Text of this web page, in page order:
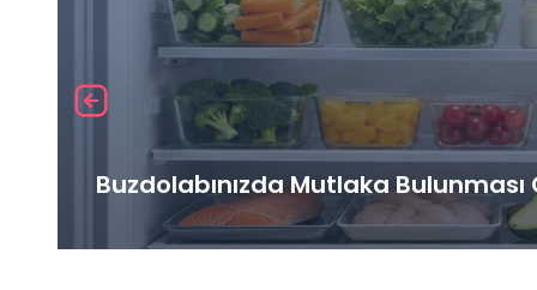
Buzdolabınızda Mutlaka Bulunması